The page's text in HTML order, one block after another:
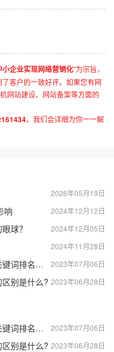
小企业实现网络营销化”为宗旨，
客户的一致好评。如果您有网
网站建设、网站备案等方面的
，我们会详细为你一一解
2026年05月19日
2024年12月12日
响
2024年12月05日
球？
2024年11月28日
2023年07月06日
突然消失？
2023年06月28日
别是什么?
2023年07月06日
突然消失？
2023年06月28日
别是什么?